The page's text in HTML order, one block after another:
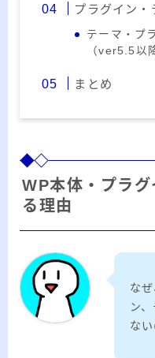
プラグイン・
テーマ・プ
（ver5.5以
まとめ
WP本体・プラ
る理由
な
ン
ない